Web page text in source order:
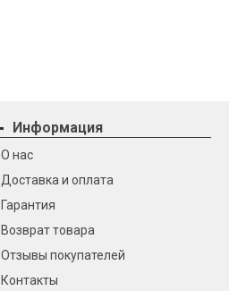
Информация
О нас
Доставка и оплата
Гарантия
Возврат товара
Отзывы покупателей
Контакты